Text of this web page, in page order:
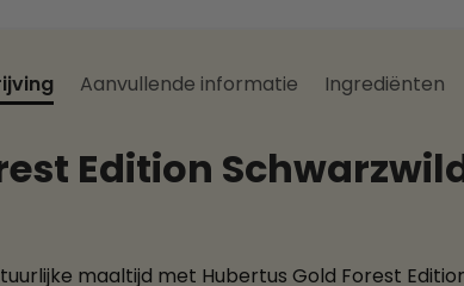
Aanvullende informatie Ingrediënten
Edition
maaltijd met Hubertus Gold Forest